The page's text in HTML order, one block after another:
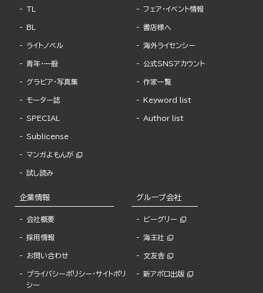
TL
BL
ライトノベル
青年・一般
グラビア・写真集
モーター誌
SPECIAL
Sublicense
マンガよもんが
試し読み
フェア・イベント情報
書店様へ
海外ライセンシー
公式SNSアカウント
作家一覧
Keyword list
Author list
企業情報
会社概要
採用情報
お問い合わせ
プライバシーポリシー・サイトポリ
シー
グループ会社
ビーグリー
海王社
文友舎
新アポロ出版